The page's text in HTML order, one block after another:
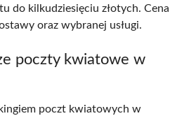
do kilkudziesięciu złotych. Cena
oraz wybranej usługi.
poczty kwiatowe w
poczt kwiatowych w